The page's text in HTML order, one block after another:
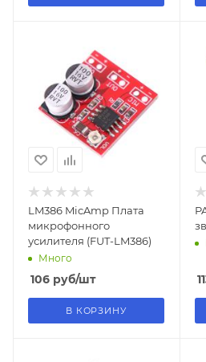
LM386 MicAmp Плата
микрофонного
усилителя (FUT-LM386)
Много
106 руб/шт
В КОРЗИНУ